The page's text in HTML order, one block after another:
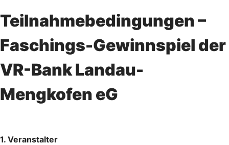
Teilnahmebedingungen –
Faschings-Gewinnspiel der
VR-Bank Landau-
Mengkofen eG
1. Veranstalter